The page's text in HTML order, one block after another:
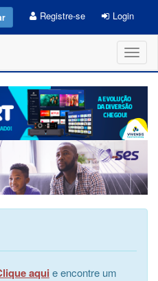
Registre-se Login
aqui e encontre um